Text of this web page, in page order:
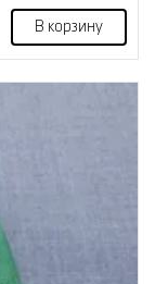
В корзину